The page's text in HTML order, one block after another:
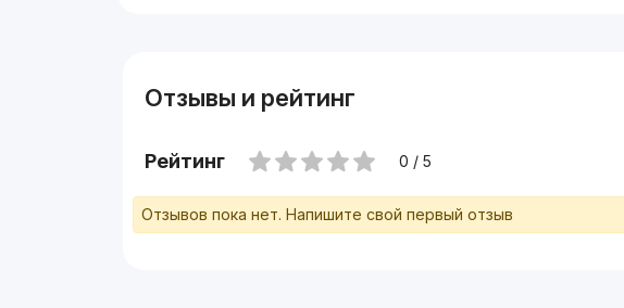
Отзывы и рейтинг
Рейтинг 0 / 5
Отзывов пока нет. Напишите свой первый отзыв